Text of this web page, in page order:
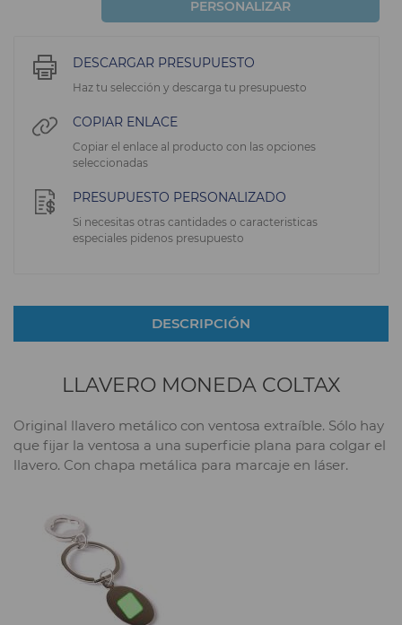
PERSONALIZAR
DESCARGAR PRESUPUESTO
Haz tu selección y descarga tu presupuesto
COPIAR ENLACE
Copiar el enlace al producto con las opciones
seleccionadas
PRESUPUESTO PERSONALIZADO
Si necesitas otras cantidades o caracteristicas
especiales pidenos presupuesto
DESCRIPCIÓN
LLAVERO MONEDA COLTAX
Original llavero metálico con ventosa extraíble. Sólo hay
que fijar la ventosa a una superficie plana para colgar el
llavero. Con chapa metálica para marcaje en láser.